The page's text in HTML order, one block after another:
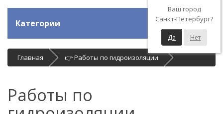
Ваш город
Санкт-Петербург?
Да Нет
Категории
Главная 👉 Работы по гидроизоляции
Работы по